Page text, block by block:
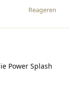
Reageren
Power Splash